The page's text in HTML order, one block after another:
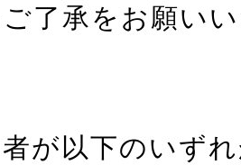
了承をお願い
が以下のいず